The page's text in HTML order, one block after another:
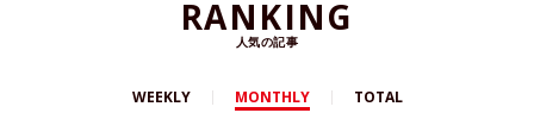
RANKING
人気の記事
WEEKLY MONTHLY TOTAL